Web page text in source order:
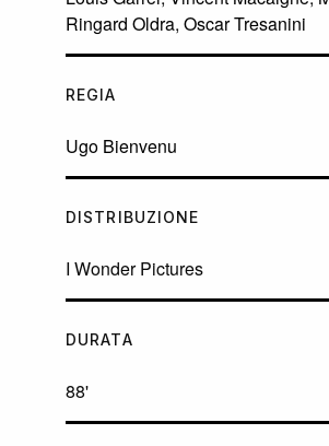
Ringard Oldra, Oscar Tresanini
REGIA
Ugo Bienvenu
DISTRIBUZIONE
I Wonder Pictures
DURATA
88'